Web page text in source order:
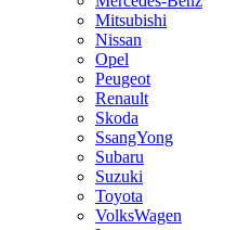
Mitsubishi
Nissan
Opel
Peugeot
Renault
Skoda
SsangYong
Subaru
Suzuki
Toyota
VolksWagen